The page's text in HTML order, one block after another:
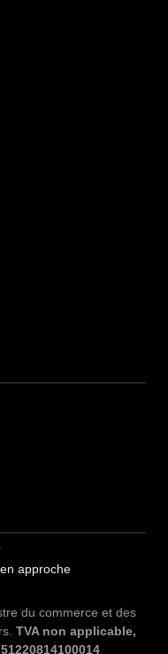
approche
du commerce et des
TVA non applicable,